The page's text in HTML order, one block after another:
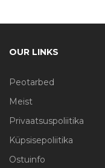
OUR LINKS
Peotarbed
Meist
Privaatsuspoliitika
Küpsisepoliitika
Ostuinfo